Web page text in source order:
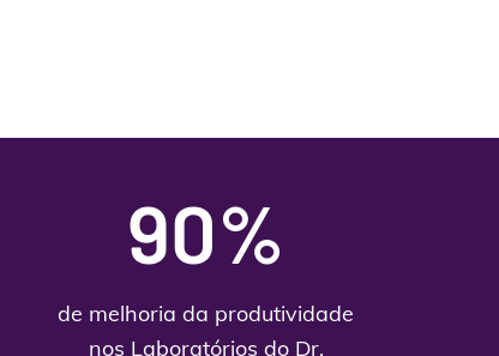
90%
de melhoria da produtividade
nos Laboratórios do Dr.